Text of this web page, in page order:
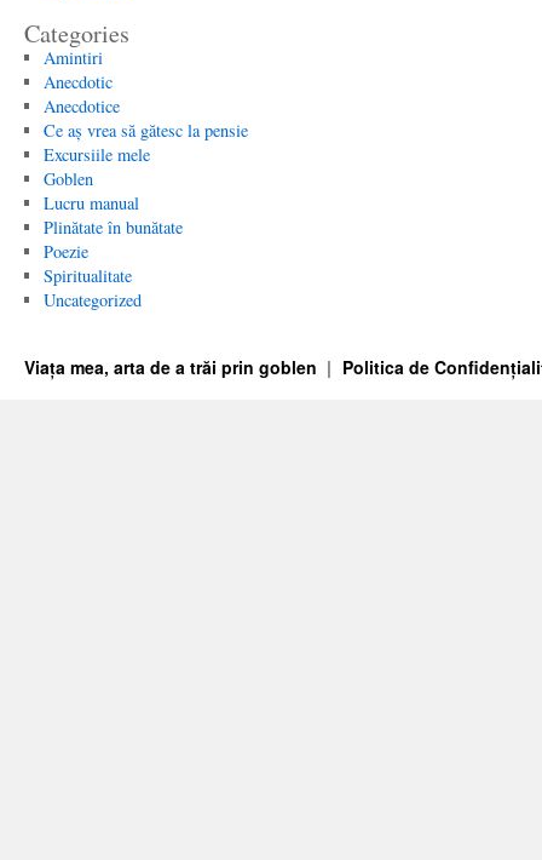
Categories
Amintiri
Anecdotic
Anecdotice
Ce aș vrea să gătesc la pensie
Excursiile mele
Goblen
Lucru manual
Plinătate în bunătate
Poezie
Spiritualitate
Uncategorized
Viața mea, arta de a trăi prin goblen Politica de